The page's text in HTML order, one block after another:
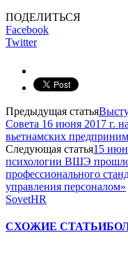
ПОДЕЛИТЬСЯ
Facebook
Twitter
Предыдущая статья
Совета 16 июня 2017 г.
вьетнамских
Следующая статья15
психологии ВШЭ прошло
профессионального
управления персоналом»
SovetHR
СХОЖИЕ СТАТЬИ